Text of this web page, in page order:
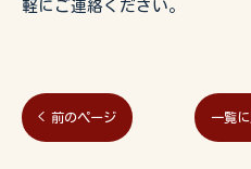
軽にご連絡ください。
< 前のページ 一覧